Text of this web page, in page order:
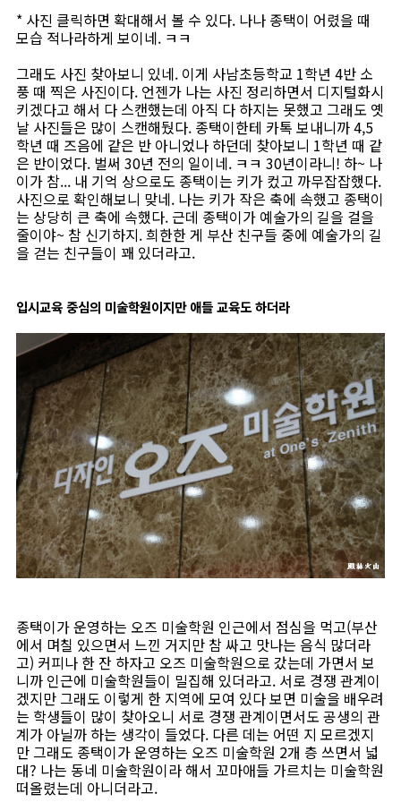
* 사진 클릭하면 확대해서 볼 수 있다. 나나 종택이 어렸을 때
모습 적나라하게 보이네. ㅋㅋ
그래도 사진 찾아보니 있네. 이게 사남초등학교 1학년 4반 소
풍 때 찍은 사진이다. 언젠가 나는 사진 정리하면서 디지털화시
키겠다고 해서 다 스캔했는데 아직 다 하지는 못했고 그래도 옛
날 사진들은 많이 스캔해뒀다. 종택이한테 카톡 보내니까 4,5
학년 때 즈음에 같은 반 아니었나 하던데 찾아보니 1학년 때 같
은 반이었다. 벌써 30년 전의 일이네. ㅋㅋ 30년이라니! 하~ 나
이가 참... 내 기억 상으로도 종택이는 키가 컸고 까무잡잡했다.
사진으로 확인해보니 맞네. 나는 키가 작은 축에 속했고 종택이
는 상당히 큰 축에 속했다. 근데 종택이가 예술가의 길을 걸을
줄이야~ 참 신기하지. 희한한 게 부산 친구들 중에 예술가의 길
을 걷는 친구들이 꽤 있더라고.
입시교육 중심의 미술학원이지만 애들 교육도 하더라
종택이가 운영하는 오즈 미술학원 인근에서 점심을 먹고(부산
에서 며칠 있으면서 느낀 거지만 참 싸고 맛나는 음식 많더라
고) 커피나 한 잔 하자고 오즈 미술학원으로 갔는데 가면서 보
니까 인근에 미술학원들이 밀집해 있더라고. 서로 경쟁 관계이
겠지만 그래도 이렇게 한 지역에 모여 있다 보면 미술을 배우려
는 학생들이 많이 찾아오니 서로 경쟁 관계이면서도 공생의 관
계가 아닐까 하는 생각이 들었다. 다른 데는 어떤 지 모르겠지
만 그래도 종택이가 운영하는 오즈 미술학원 2개 층 쓰면서 넓
대? 나는 동네 미술학원이라 해서 꼬마애들 가르치는 미술학원
떠올렸는데 아니더라고.